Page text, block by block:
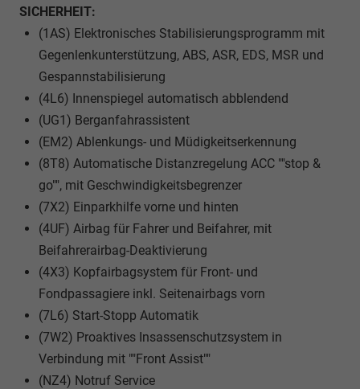
SICHERHEIT:
(1AS) Elektronisches Stabilisierungsprogramm mit
Gegenlenkunterstützung, ABS, ASR, EDS, MSR und
Gespannstabilisierung
(4L6) Innenspiegel automatisch abblendend
(UG1) Berganfahrassistent
(EM2) Ablenkungs- und Müdigkeitserkennung
(8T8) Automatische Distanzregelung ACC ""stop &
go"", mit Geschwindigkeitsbegrenzer
(7X2) Einparkhilfe vorne und hinten
(4UF) Airbag für Fahrer und Beifahrer, mit
Beifahrerairbag-Deaktivierung
(4X3) Kopfairbagsystem für Front- und
Fondpassagiere inkl. Seitenairbags vorn
(7L6) Start-Stopp Automatik
(7W2) Proaktives Insassenschutzsystem in
Verbindung mit ""Front Assist""
(NZ4) Notruf Service